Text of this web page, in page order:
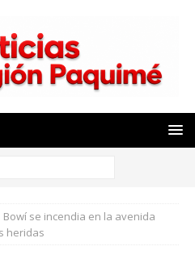
Bowí se incendia en la avenida
heridas